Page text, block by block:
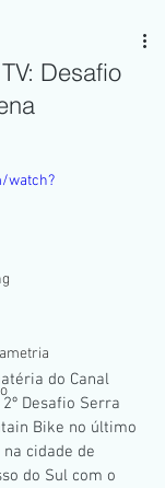
Desafio
watch?
do Canal
Desafio Serra
Bike no último
cidade de
do Sul com o